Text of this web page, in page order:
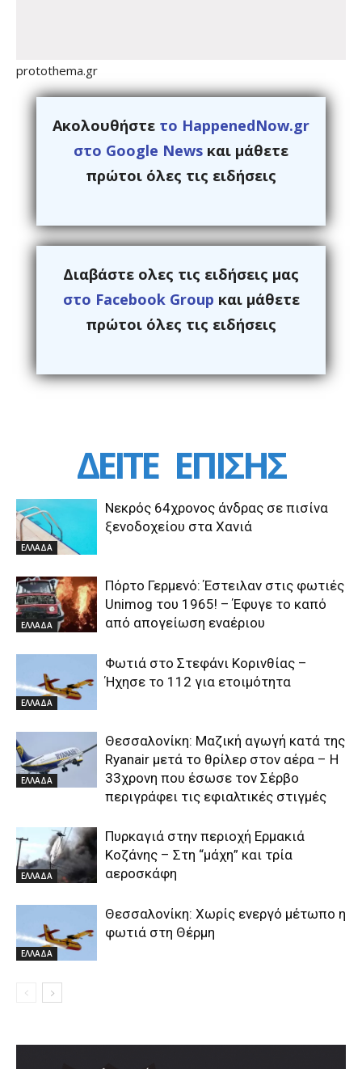
protothema.gr
Ακολουθήστε το HappenedNow.gr
στο Google News και μάθετε
πρώτοι όλες τις ειδήσεις
Διαβάστε ολες τις ειδήσεις μας
στο Facebook Group και μάθετε
πρώτοι όλες τις ειδήσεις
ΔΕΙΤΕ ΕΠΙΣΗΣ
ΕΛΛΑΔΑ
Νεκρός 64χρονος άνδρας σε πισίνα
ξενοδοχείου στα Χανιά
ΕΛΛΑΔΑ
Πόρτο Γερμενό: Έστειλαν στις φωτιές
Unimog του 1965! – Έφυγε το καπό
από απογείωση εναέριου
ΕΛΛΑΔΑ
Φωτιά στο Στεφάνι Κορινθίας –
Ήχησε το 112 για ετοιμότητα
ΕΛΛΑΔΑ
Θεσσαλονίκη: Μαζική αγωγή κατά της
Ryanair μετά το θρίλερ στον αέρα – Η
33χρονη που έσωσε τον Σέρβο
περιγράφει τις εφιαλτικές στιγμές
ΕΛΛΑΔΑ
Πυρκαγιά στην περιοχή Ερμακιά
Κοζάνης – Στη “μάχη” και τρία
αεροσκάφη
ΕΛΛΑΔΑ
Θεσσαλονίκη: Χωρίς ενεργό μέτωπο η
φωτιά στη Θέρμη